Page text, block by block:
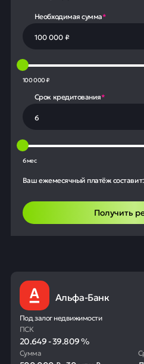
Необходимая сумма*
100 000 ₽
Срок кредитования*
6 мес
Ваш ежемесячный платёж составит:
Получить
Альфа-Банк
Под залог недвижимости
ПСК
20.649-39.809%
Сумма